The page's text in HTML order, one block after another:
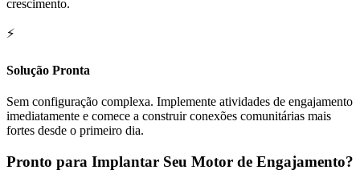
crescimento.
⚡
Solução Pronta
Sem configuração complexa. Implemente atividades de engajamento
imediatamente e comece a construir conexões comunitárias mais
fortes desde o primeiro dia.
Pronto para Implantar Seu Motor de Engajamento?